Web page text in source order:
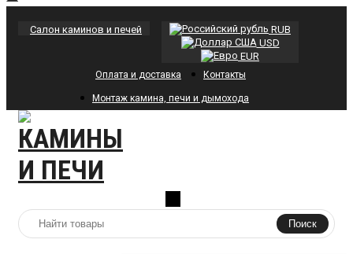
Салон каминов и печей
RUB
USD
EUR
Оплата и доставка Контакты
Монтаж камина, печи и дымохода
Поиск